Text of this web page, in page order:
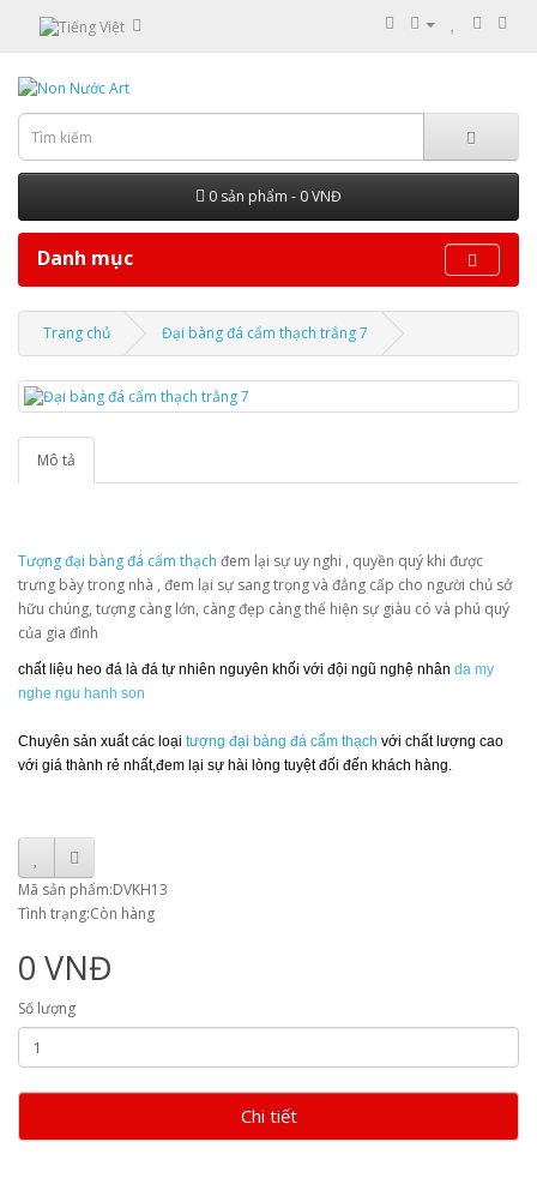
0 sản phẩm - 0 VNĐ
Danh mục
Trang chủ Đại bàng đá cẩm thạch trắng 7
Mô tả
Tượng đại bàng đá cẩm thạch đem lại sự uy nghi , quyền quý khi được
trưng bày trong nhà , đem lại sự sang trọng và đẳng cấp cho người chủ sở
hữu chúng, tượng càng lớn, càng đẹp càng thể hiện sự giàu có và phú quý
của gia đình
chất liệu heo đá là đá tự nhiên nguyên khối với đội ngũ nghệ nhân da my
nghe ngu hanh son
Chuyên sản xuất các loại tượng đại bàng đá cẩm thạch với chất lượng cao
với giá thành rẻ nhất,đem lại sự hài lòng tuyệt đối đến khách hàng.
Mã sản phẩm:DVKH13
Tình trạng:Còn hàng
0 VNĐ
Số lượng
Chi tiết